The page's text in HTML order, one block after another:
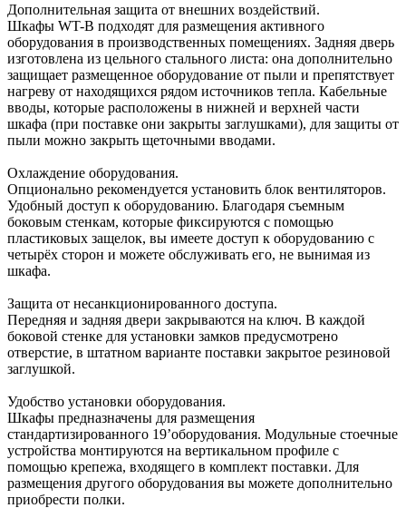
Дополнительная защита от внешних воздействий.
Шкафы WT-B подходят для размещения активного
оборудования в производственных помещениях. Задняя дверь
изготовлена из цельного стального листа: она дополнительно
защищает размещенное оборудование от пыли и препятствует
нагреву от находящихся рядом источников тепла. Кабельные
вводы, которые расположены в нижней и верхней части
шкафа (при поставке они закрыты заглушками), для защиты от
пыли можно закрыть щеточными вводами.
Охлаждение оборудования.
Опционально рекомендуется установить блок вентиляторов.
Удобный доступ к оборудованию. Благодаря съемным
боковым стенкам, которые фиксируются с помощью
пластиковых защелок, вы имеете доступ к оборудованию с
четырёх сторон и можете обслуживать его, не вынимая из
шкафа.
Защита от несанкционированного доступа.
Передняя и задняя двери закрываются на ключ. В каждой
боковой стенке для установки замков предусмотрено
отверстие, в штатном варианте поставки закрытое резиновой
заглушкой.
Удобство установки оборудования.
Шкафы предназначены для размещения
стандартизированного 19’оборудования. Модульные стоечные
устройства монтируются на вертикальном профиле с
помощью крепежа, входящего в комплект поставки. Для
размещения другого оборудования вы можете дополнительно
приобрести полки.